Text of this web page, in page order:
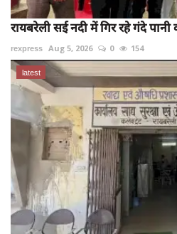
रायबरेली सई नदी में गिर रहे गंदे
rexpress Aug 5, 2026 0 154
latest